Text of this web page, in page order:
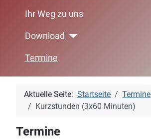
Ihr Weg zu uns
Download
Termine
Aktuelle Seite: Startseite
Termine
Kurzstunden (3x60 Minuten)
Termine